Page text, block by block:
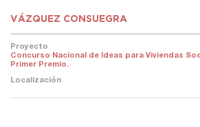
VÁZQUEZ CONSUEGRA
Proyecto
Concurso Nacional de Ideas para Viviendas
Primer Premio.
Localización